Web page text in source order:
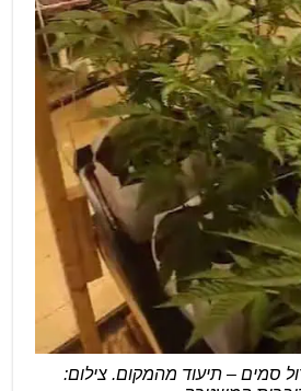
סמים – תיעוד מהמקום. צילום: